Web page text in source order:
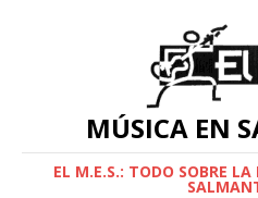
MÚSICA EN
EL M.E.S.: TODO SOBRE